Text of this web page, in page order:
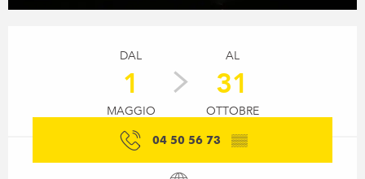
DAL
1
MAGGIO
AL
31
OTTOBRE
04 50 56 73 ▒▒